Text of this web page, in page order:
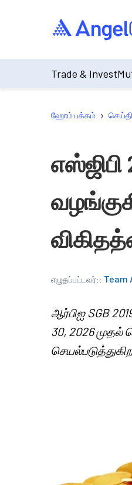
Trade & Invest
ஹோம் பக்கம் ›
எழுதப்பட்டவர்:: Team
ஆர்பிஐ SGB
30, 2026 முதல்